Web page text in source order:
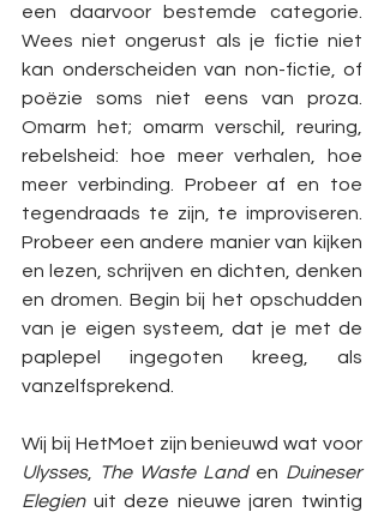
een daarvoor bestemde categorie.
Wees niet ongerust als je fictie niet
kan onderscheiden van non-fictie, of
poëzie soms niet eens van proza.
Omarm het; omarm verschil, reuring,
rebelsheid: hoe meer verhalen, hoe
meer verbinding. Probeer af en toe
tegendraads te zijn, te improviseren.
Probeer een andere manier van kijken
en lezen, schrijven en dichten, denken
en dromen. Begin bij het opschudden
van je eigen systeem, dat je met de
paplepel ingegoten kreeg, als
vanzelfsprekend.
Ulysses, The Waste Land en Duineser
Elegien uit deze nieuwe jaren twintig